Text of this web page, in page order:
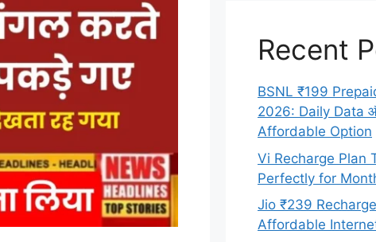
Recent
BSNL ₹199
2026: Daily Data
Affordable Option
Vi Recharge Plan
Perfectly for
Jio ₹239
Affordable